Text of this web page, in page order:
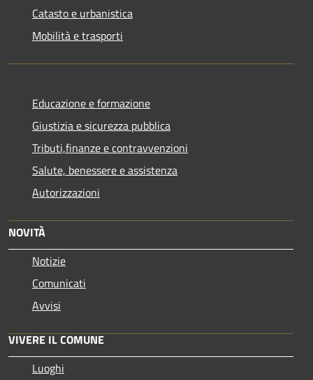
Catasto e urbanistica
Mobilità e trasporti
Educazione e formazione
Giustizia e sicurezza pubblica
Tributi,finanze e contravvenzioni
Salute, benessere e assistenza
Autorizzazioni
NOVITÀ
Notizie
Comunicati
Avvisi
VIVERE IL COMUNE
Luoghi